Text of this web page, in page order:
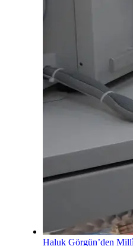
Haluk Görgün’den